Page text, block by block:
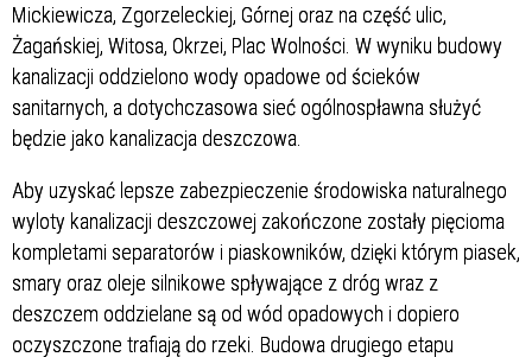
Mickiewicza, Zgorzeleckiej, Górnej oraz na część ulic,
Żagańskiej, Witosa, Okrzei, Plac Wolności. W wyniku budowy
kanalizacji oddzielono wody opadowe od ścieków
sanitarnych, a dotychczasowa sieć ogólnospławna służyć
będzie jako kanalizacja deszczowa.
Aby uzyskać lepsze zabezpieczenie środowiska naturalnego
wyloty kanalizacji deszczowej zakończone zostały pięcioma
kompletami separatorów i piaskowników, dzięki którym piasek,
smary oraz oleje silnikowe spływające z dróg wraz z
deszczem oddzielane są od wód opadowych i dopiero
oczyszczone trafiają do rzeki. Budowa drugiego etapu